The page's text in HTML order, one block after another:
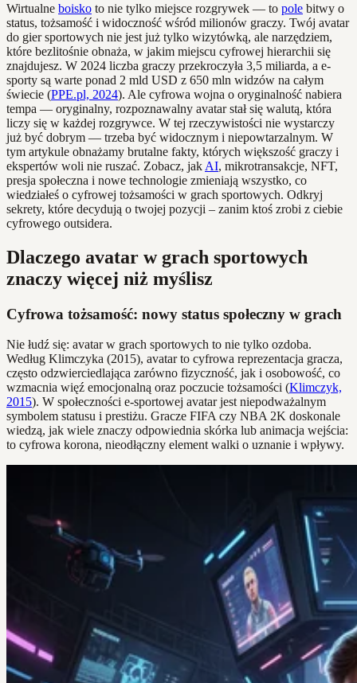
Wirtualne boisko to nie tylko miejsce rozgrywek — to pole bitwy o
status, tożsamość i widoczność wśród milionów graczy. Twój avatar
do gier sportowych nie jest już tylko wizytówką, ale narzędziem,
które bezlitośnie obnaża, w jakim miejscu cyfrowej hierarchii się
znajdujesz. W 2024 liczba graczy przekroczyła 3,5 miliarda, a e-
sporty są warte ponad 2 mld USD z 650 mln widzów na całym
świecie (PPE.pl, 2024). Ale cyfrowa wojna o oryginalność nabiera
tempa — oryginalny, rozpoznawalny avatar stał się walutą, która
liczy się w każdej rozgrywce. W tej rzeczywistości nie wystarczy
już być dobrym — trzeba być widocznym i niepowtarzalnym. W
tym artykule obnażamy brutalne fakty, których większość graczy i
ekspertów woli nie ruszać. Zobacz, jak AI, mikrotransakcje, NFT,
presja społeczna i nowe technologie zmieniają wszystko, co
wiedziałeś o cyfrowej tożsamości w grach sportowych. Odkryj
sekrety, które decydują o twojej pozycji – zanim ktoś zrobi z ciebie
cyfrowego outsidera.
Dlaczego avatar w grach sportowych
znaczy więcej niż myślisz
Cyfrowa tożsamość: nowy status społeczny w grach
Nie łudź się: avatar w grach sportowych to nie tylko ozdoba.
Według Klimczyka (2015), avatar to cyfrowa reprezentacja gracza,
często odzwierciedlająca zarówno fizyczność, jak i osobowość, co
wzmacnia więź emocjonalną oraz poczucie tożsamości (Klimczyk,
2015). W społeczności e-sportowej avatar jest niepodważalnym
symbolem statusu i prestiżu. Gracze FIFA czy NBA 2K doskonale
wiedzą, jak wiele znaczy odpowiednia skórka lub animacja wejścia:
to cyfrowa korona, nieodłączny element walki o uznanie i wpływy.